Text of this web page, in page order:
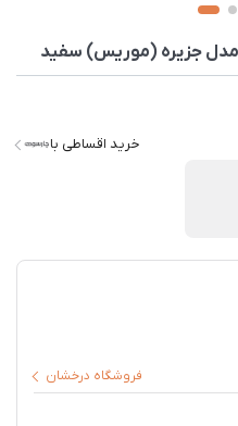
جزیره (موریس) سفید
خرید اقساطی با
فروشگاه درخشان